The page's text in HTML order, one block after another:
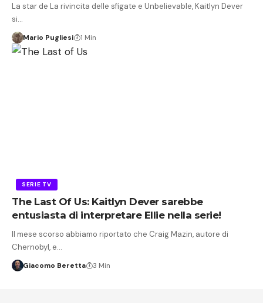
La star de La rivincita delle sfigate e Unbelievable, Kaitlyn Dever
si…
Mario Pugliesi 1 Min
SERIE TV
The Last Of Us: Kaitlyn Dever sarebbe
entusiasta di interpretare Ellie nella serie!
Il mese scorso abbiamo riportato che Craig Mazin, autore di
Chernobyl, e…
Giacomo Beretta 3 Min